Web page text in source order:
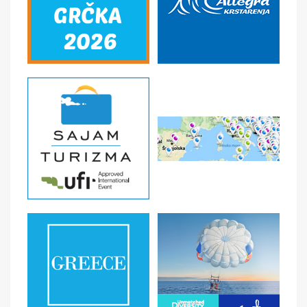
obuhvata razgledanje grada sa lokalnim vodičem: pulska
iz I veka. Drugi deo ovog izleta predstavlja krstarenje
brodom sa posluženjem pića (vina i sokova), uživanje u
3.DAN - PULA - NACIONALNI PARK BRIONI
Doručak. Slobodno vreme ili celodnevni fakultativni izlet
u Nacionalni park Brioni. Do ovog „rajskog vrta na Zemlji“
stiže se brodom iz Fažane koja se nalazi na zapadnoj
20.veka Brione kupio austrijski biznismen Paul
Kupelvajzer bogata evropska aristokratija igrala je ovde
golf na terenu koji je bio najveći u celoj Evropi. Do kraja
pedesetih godina 20.veka ostrvo je bilo slabo naseljeno,
a onda postaje raskošna rezidencija i letnjikovac
tadašnjeg predsednika Jugoslavije Josipa Broza Tita.